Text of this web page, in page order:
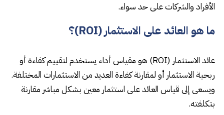
الأفراد والشركات على حد سواء.
ما هو العائد على الاستثمار (ROI)؟
عائد الاستثمار (ROI) هو مقياس أداء يستخدم لتقييم كفاءة أو
ربحية الاستثمار أو لمقارنة كفاءة العديد من الاستثمارات المختلفة.
ويسعى إلى قياس العائد على استثمار معين بشكل مباشر مقارنة
بتكلفته.